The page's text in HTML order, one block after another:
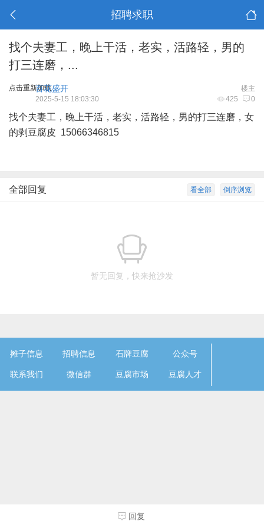
招聘求职
找个夫妻工，晚上干活，老实，活路轻，男的
打三连磨，...
点击重新加载 楼主
百花盛开
425 0
2025-5-15 18:03:30
找个夫妻工，晚上干活，老实，活路轻，男的打三连磨，女
的剥豆腐皮 15066346815
倒序浏览
看全部
全部回复
暂无回复，快来抢沙发
回复
摊子信息 招聘信息 石牌豆腐 公众号
联系我们 微信群 豆腐市场 豆腐人才